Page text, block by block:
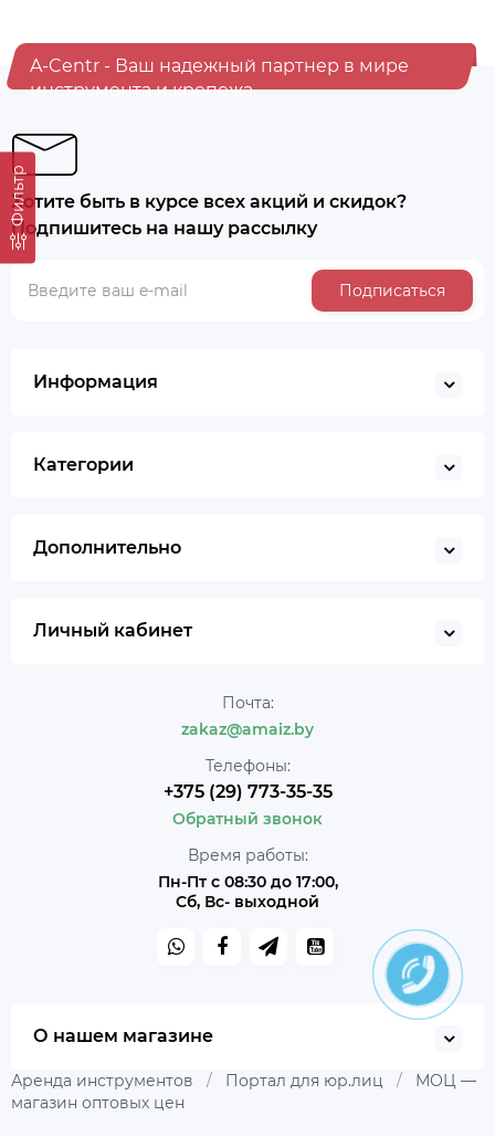
Фильтр
A-Centr - Ваш надежный партнер в мире
инструмента и крепежа
Хотите быть в курсе всех акций и скидок?
Подпишитесь на нашу рассылку
Подписаться
Информация
Категории
Дополнительно
Личный кабинет
Почта:
zakaz@amaiz.by
Телефоны:
+375 (29) 773-35-35
Обратный звонок
Время работы:
Пн-Пт с 08:30 до 17:00,
Сб, Вс- выходной
О нашем магазине
Аренда инструментов / Портал для юр.лиц /
МОЦ —
магазин оптовых цен